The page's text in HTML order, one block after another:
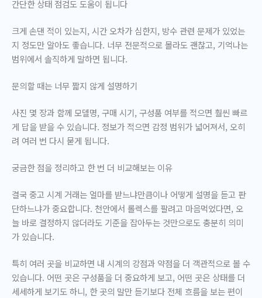
간단한 상태 점검도 도움이 됩니다
크게 손댄 적이 있는지, 시간 오차가 심한지, 방수 관련 문제가 있었는
지 정도만 알아도 좋습니다. 너무 전문적으로 몰라도 괜찮고, 기억나는
범위에서 솔직하게 말하면 됩니다.
문의할 때는 너무 짧지 않게 설명하기
사진 몇 장과 함께 모델명, 구매 시기, 구성품 여부를 적으면 훨씬 빠르
게 답을 받을 수 있습니다. 정보가 적으면 감정 범위가 넓어져서, 오히
려 여러 번 다시 묻게 됩니다.
궁금한 점을 정리하고 한 번 더 비교해보는 이유
결국 중고 시계 거래는 얼마를 받느냐만큼이나 어떻게 설명을 듣고 판
단하느냐가 중요합니다. 천안에서 롤렉스를 팔려고 마음먹었다면, 오
늘 바로 결정하지 않더라도 기준을 잡아두는 것만으로도 충분히 의미
가 있습니다.
특히 여러 곳을 비교하면 내 시계의 강점과 약점을 더 객관적으로 볼 수
있습니다. 어떤 곳은 구성품을 더 중요하게 보고, 어떤 곳은 상태를 더
세세하게 보기도 하니, 한 곳의 말만 듣기보다 전체 흐름을 보는 편이